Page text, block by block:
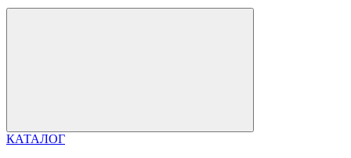
КАТАЛОГ